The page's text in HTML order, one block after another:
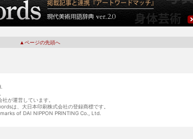
▲ページの先頭へ
が運営しています。
は、大日本印刷株式会社の登録商標です。
of DAI NIPPON PRINTING Co., Ltd.